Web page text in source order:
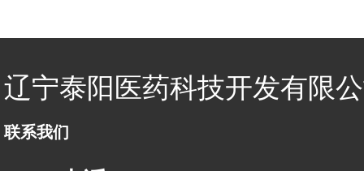
辽宁泰阳医药科技开发有限
联系我们